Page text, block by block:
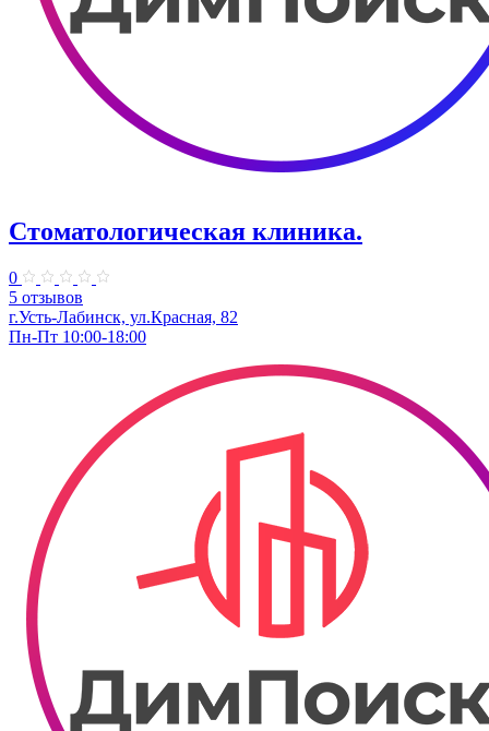
Стоматологическая клиника.
0
5 отзывов
г.Усть-Лабинск, ул.Красная, 82
Пн-Пт 10:00-18:00